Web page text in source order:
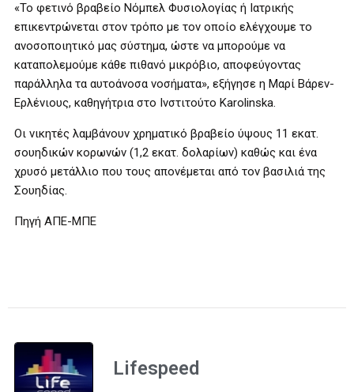
«Το φετινό βραβείο Νόμπελ Φυσιολογίας ή Ιατρικής
επικεντρώνεται στον τρόπο με τον οποίο ελέγχουμε το
ανοσοποιητικό μας σύστημα, ώστε να μπορούμε να
καταπολεμούμε κάθε πιθανό μικρόβιο, αποφεύγοντας
παράλληλα τα αυτοάνοσα νοσήματα», εξήγησε η Μαρί Βάρεν-
Ερλένιους, καθηγήτρια στο Ινστιτούτο Karolinska.
Οι νικητές λαμβάνουν χρηματικό βραβείο ύψους 11 εκατ.
σουηδικών κορωνών (1,2 εκατ. δολαρίων) καθώς και ένα
χρυσό μετάλλιο που τους απονέμεται από τον βασιλιά της
Σουηδίας.
Πηγή ΑΠΕ-ΜΠΕ
Lifespeed